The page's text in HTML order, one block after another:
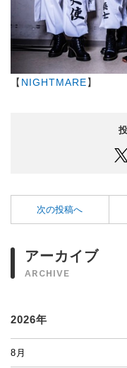
【 NIGHTMARE】
次の投稿へ
アーカイブ
ARCHIVE
2026年
8月